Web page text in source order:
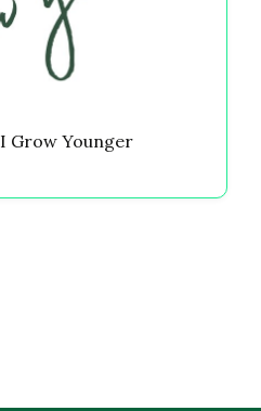
I Grow Younger